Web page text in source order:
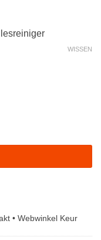
WISSEN
• Webwinkel Keur